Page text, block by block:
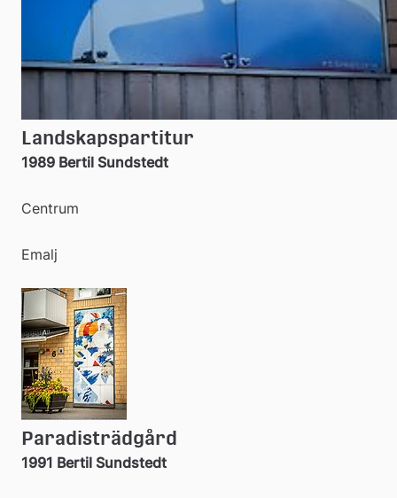
Landskapspartitur
1989 Bertil Sundstedt
Centrum
Emalj
Paradisträdgård
1991 Bertil Sundstedt